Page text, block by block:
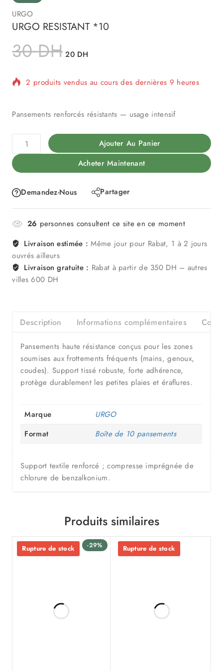
URGO
URGO RESISTANT *10
30DH 20 DH
2 produits vendus au cours des dernières 9 heures
panier
Pansements renforcés résistants — usage intensif
Ajouter Au Panier
Acheter Maintenant
Demandez-Nous Partager
26 personnes consultent ce site en ce moment
Livraison estimée : Même jour pour Rabat, 1 à 2 jours
ouvrés ailleurs
Livraison gratuite : Rabat à partir de 350 DH – autres
villes 600 DH
Description Informations complémentaires
Pansements haute résistance conçus pour les zones
soumises aux frottements fréquents (mains, genoux,
coudes). Support tissé robuste, forte adhérence,
protège durablement les petites plaies et éraflures.
Marque
URGO
Format
Boîte de 10 pansements
Support textile renforcé ; compresse imprégnée de
chlorure de benzalkonium.
Produits similaires
-29%
Rupture de stock Rupture de stock